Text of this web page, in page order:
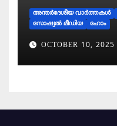
അന്തര്‍ദേശീയ വാര്‍ത്തകള്‍
സോഷ്യല്‍ മീഡിയ
ഹോം
OCTOBER 10, 2025